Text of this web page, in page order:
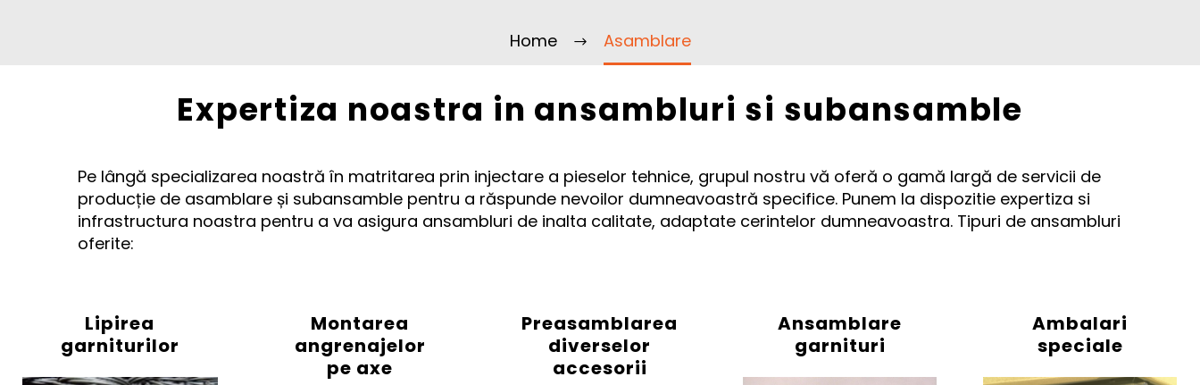
Home Asamblare
Expertiza noastra in ansambluri si subansamble
Pe lângă specializarea noastră în matritarea prin injectare a pieselor tehnice, grupul nostru vă oferă o gamă largă de servicii de
producție de asamblare și subansamble pentru a răspunde nevoilor dumneavoastră specifice. Punem la dispozitie expertiza si
infrastructura noastra pentru a va asigura ansambluri de inalta calitate, adaptate cerintelor dumneavoastra. Tipuri de ansambluri
oferite:
Lipirea
garniturilor
Montarea
angrenajelor
pe axe
Preasamblarea
diverselor
accesorii
Ansamblare
garnituri
Ambalari
speciale